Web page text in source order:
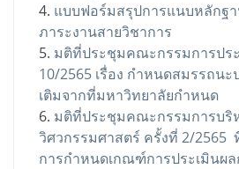
แบบฟอร์มสรุปการแนบหลักฐ
ภาระงานสายวิชาการ
มติที่ประชุมคณะกรรมการปร
10/2565 เรื่อง กำหนดสมรรถนะ
เติมจากที่มหาวิทยาลัยกำหนด
มติที่ประชุมคณะกรรมการบริ
วิศวกรรมศาสตร์ ครั้งที่ 2/2565
การกำหนดเกณฑ์การประเมินผ